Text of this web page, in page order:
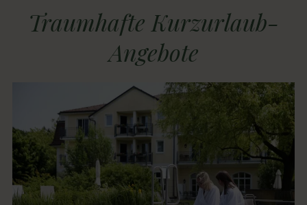
Traumhafte Kurzurlaub-
Angebote